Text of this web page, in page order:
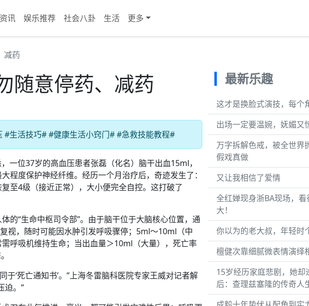
讯 娱乐推荐 社会八卦 生活 更多
减药
随意停药、减药
#生活技巧# #健康生活小窍门# #急救技能教程#
一位37岁的高血压患者张磊（化名）脑干出血15ml，
程度保护神经纤维。经历一个月治疗后，奇迹发生了：
至4级（接近正常），大小便完全自控。这打破了
的“生命中枢司令部”。由于脑干位于大脑核心位置，通
视，随时可能因水肿引发呼吸骤停；5ml～10ml（中
呼吸机维持生命；当出血量＞10ml（大量），死亡率
‘死亡通知书’。”上海冬雷脑科医院专家王威对记者解
迫。”
最新乐趣
这才是换脸式演技，每个
出场一定要温婉，妩媚又
万字拆解色戒，被全世界
假戏真做
又让我相信了爱情
全红婵现身浙BA现场，
大！
你以为的老大叔，年轻时
檀健次靠细腻微表情演绎
15岁经历家庭悲剧，她却
后：查理兹塞隆的传奇人